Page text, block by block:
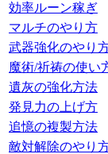
効率ルーン稼ぎ
マルチのやり方
武器強化のやり
魔術/祈祷の使い
遺灰の強化方法
発見力の上げ方
追憶の複製方法
敵対解除のやり